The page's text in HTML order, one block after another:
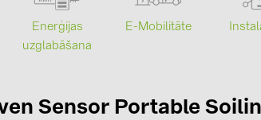
Ražotāji
ABB (21)
BAKS (51)
Enerģijas
uzglabāšana
E-Mobilitāte
Sensor Portable